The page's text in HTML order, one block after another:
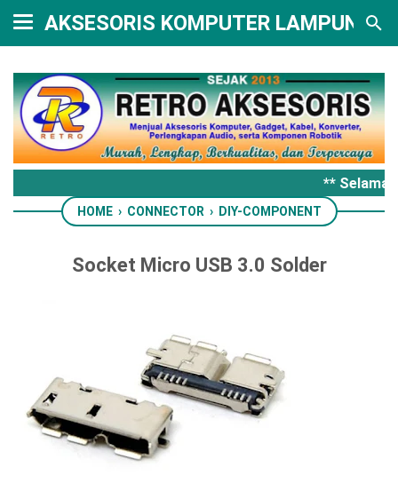
AKSESORIS KOMPUTER LAMPUNG
** Selamat
HOME › CONNECTOR › DIY-COMPONENT
Socket Micro USB 3.0 Solder